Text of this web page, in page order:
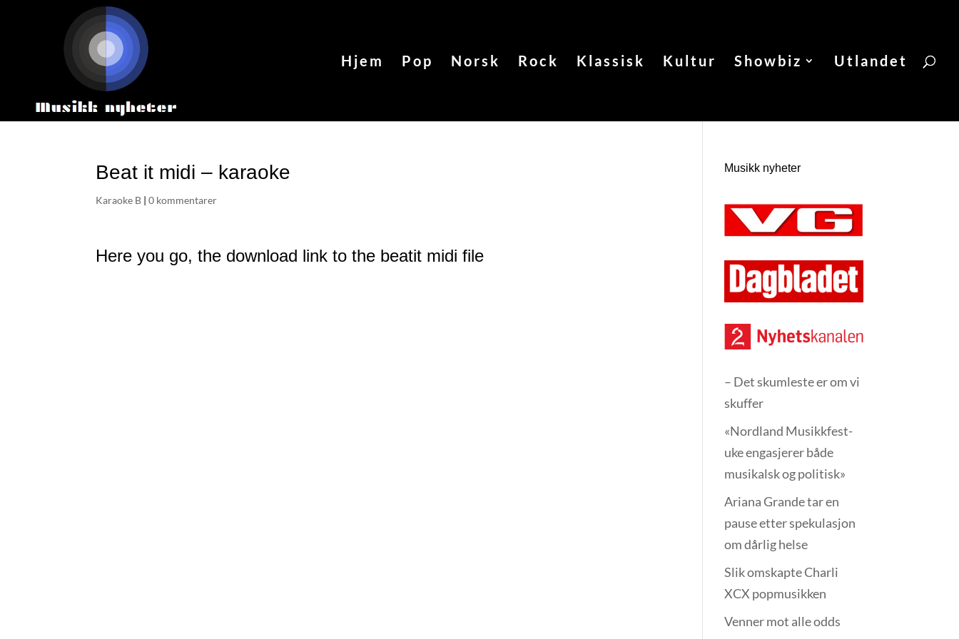
Hjem Pop Norsk Rock Klassisk Kultur Showbiz Utlandet
Beat it midi – karaoke
Karaoke B |0 kommentarer
Here you go, the download link to the beatit midi file
Musikk nyheter
– Det skumleste er om vi
skuffer
«Nordland Musikkfest­
uke engasjerer både
musikalsk og politisk»
Ariana Grande tar en
pause etter spekulasjon
om dårlig helse
Slik omskapte Charli
XCX popmusikken
Venner mot alle odds